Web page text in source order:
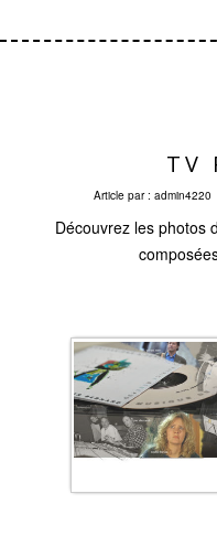
TV
Article par : admin4220
Découvrez les photos